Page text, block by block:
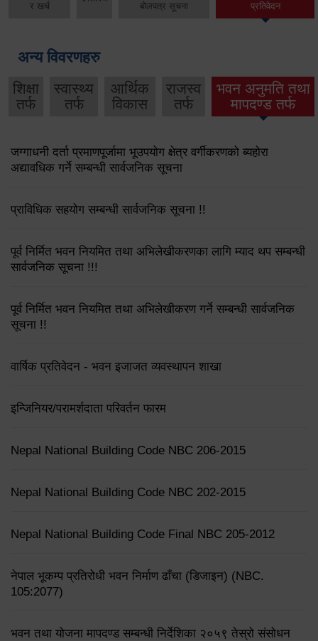
र खर्च बोलपत्र सूचना प्रतिवेदन
अन्य विवरणहरु
शिक्षा
तर्फ
स्वास्थ्य
तर्फ
आर्थिक
विकास
राजस्व
तर्फ
भवन अनुमति तथा
मापदण्ड तर्फ
जग्गाधनी दर्ता प्रमाणपूर्जामा भूउपयोग क्षेत्र वर्गीकरणको ब्यहोरा
अद्यावधिक गर्ने सम्बन्धी सार्वजनिक सूचना
प्राविधिक सहयोग सम्बन्धी सार्वजनिक सूचना !!
पूर्व निर्मित भवन नियमित तथा अभिलेखीकरणका लागि म्याद थप सम्बन्धी
सार्वजनिक सूचना !!!
पूर्व निर्मित भवन नियमित तथा अभिलेखीकरण गर्ने सम्बन्धी सार्वजनिक
सूचना !!
वार्षिक प्रतिवेदन - भवन इजाजत व्यवस्थापन शाखा
इन्जिनियर/परामर्शदाता परिवर्तन फारम
Nepal National Building Code NBC 206-2015
Nepal National Building Code NBC 202-2015
Nepal National Building Code Final NBC 205-2012
नेपाल भूकम्प प्रतिरोधी भवन निर्माण ढाँचा (डिजाइन) (NBC.
105:2077)
भवन तथा योजना मापदण्ड सम्बन्धी निर्देशिका २०५९ तेस्रो संसोधन